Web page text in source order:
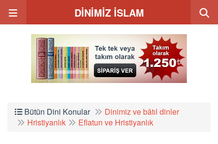
DİNİMİZ İSLAM
Bütün Dini Konular
Dinimiz ve bâtıl dinler
Hristiyanlık
Eflatun ve Hristiyanlık